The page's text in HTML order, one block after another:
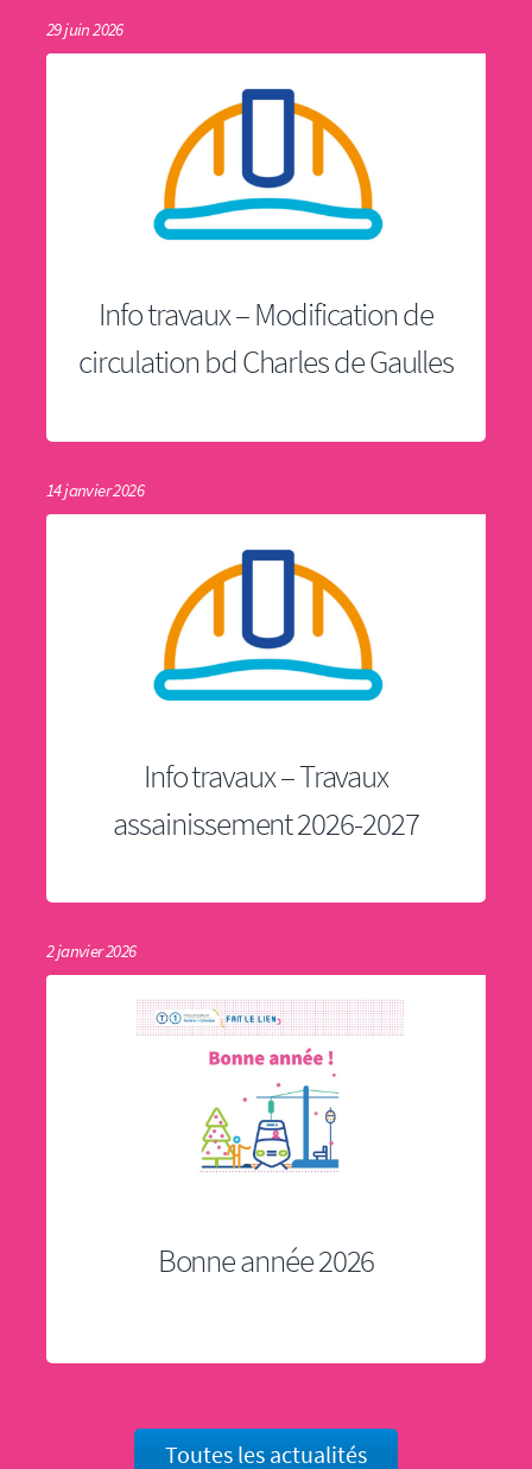
29 juin 2026
Info travaux – Modification de
circulation bd Charles de Gaulles
14 janvier 2026
Info travaux – Travaux
assainissement 2026-2027
2 janvier 2026
Bonne année 2026
Toutes les actualités